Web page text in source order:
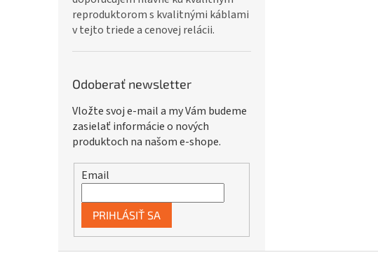
reproduktorom s kvalitnými káblami
v tejto triede a cenovej relácii.
Odoberať newsletter
Vložte svoj e-mail a my Vám budeme
zasielať informácie o nových
produktoch na našom e-shope.
Email
PRIHLÁSIŤ SA